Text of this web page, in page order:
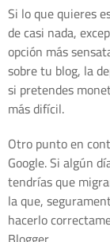
Si lo que quieres
de casi nada,
opción más
sobre tu blog, la
si pretendes
más difícil.
Otro punto en
Google. Si algún
tendrías que
la que,
hacerlo